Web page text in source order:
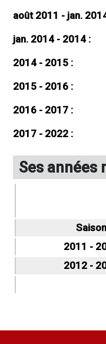
août 2011 - jan.
jan. 2014 - 2014 :
2014 - 2015 :
2015 - 2016 :
2016 - 2017 :
2017 - 2022 :
Ses années
Saison
2011 -
2012 -